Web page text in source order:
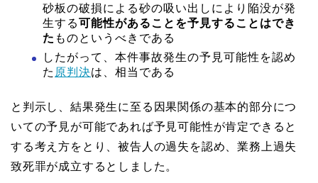
砂板の破損による砂の吸い出しにより陥没が発
生する可能性があることを予見することはでき
た ものというべきである
したがって、本件事故発生の予見可能性を認め
た 原判決は、相当である
と判示し、結果発生に至る因果関係の基本的部分につ
いての予見が可能であれば予見可能性が肯定できると
する考え方をとり、被告人の過失を認め、業務上過失
致死罪が成立するとしました。